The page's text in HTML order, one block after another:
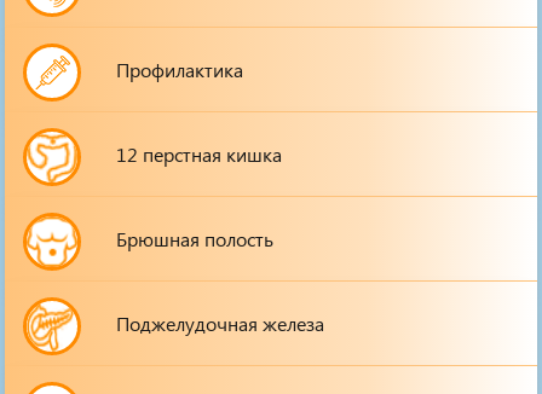
Профилактика
12 перстная кишка
Брюшная полость
Поджелудочная железа